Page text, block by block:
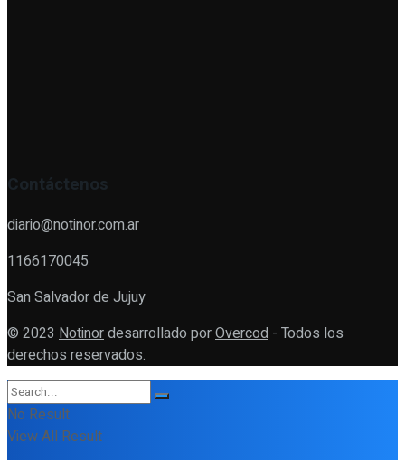
Contáctenos
diario@notinor.com.ar
1166170045
San Salvador de Jujuy
© 2023 Notinordesarrollado porOvercod - Todos los
derechos reservados.
No Result
View All Result